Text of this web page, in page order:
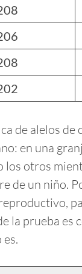
de alelos de
en una
los otros
de un niño.
la prueba es